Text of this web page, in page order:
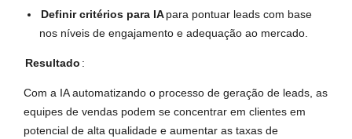
Definir critérios para IApara pontuar leads com base
nos níveis de engajamento e adequação ao mercado.
Resultado :
Com a IA automatizando o processo de geração de leads, as
equipes de vendas podem se concentrar em clientes em
potencial de alta qualidade e aumentar as taxas de